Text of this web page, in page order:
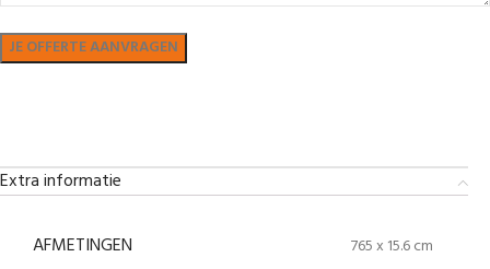
Extra informatie
AFMETINGEN 765 x 15.6 cm